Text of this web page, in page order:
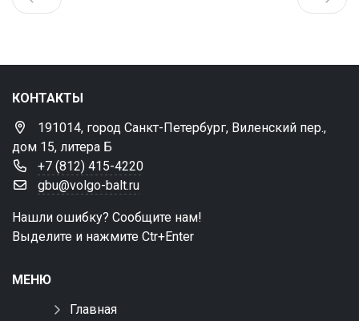
КОНТАКТЫ
191014, город Санкт-Петербург, Виленский пер.,
дом 15, литера Б
+7 (812) 415-4220
gbu@volgo-balt.ru
Нашли ошибку? Сообщите нам!
Выделите и нажмите Ctr+Enter
МЕНЮ
Главная